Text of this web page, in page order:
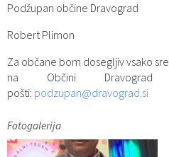
Podžupan občine Dravograd
Robert Plimon
Za občane bom dosegljiv vsako
na Občini
pošti: podzupan@dravograd.si
Fotogalerija